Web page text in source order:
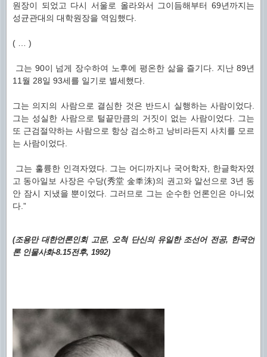
원장이 되었고 다시 서울로 올라와서 그이듬해부터 69년까지는
성균관대의 대학원장을 역임했다.
( … )
그는 90이 넘게 장수하여 노후에 평온한 삶을 즐기다. 지난 89년
11월 28일 93세를 일기로 별세했다.
그는 의지의 사람으로 결심한 것은 반드시 실행하는 사람이었다.
그는 성실한 사람으로 털끝만큼의 거짓이 없는 사람이었다. 그는
또 근검절약하는 사람으로 항상 검소하고 낭비라든지 사치를 모르
는 사람이었다.
그는 훌륭한 인격자였다. 그는 어디까지나 국어학자, 한글학자였
고 동아일보 사장은 수당(秀堂 金秊洙)의 권고와 알선으로 3년 동
안 잠시 지냈을 뿐이었다. 그러므로 그는 순수한 언론인은 아니었
다.”
(조용만 대한언론인회 고문, 오척 단신의 유일한 조선어 전공, 한국언
론 인물사화-8.15전후, 1992)